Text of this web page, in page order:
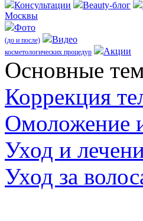
Консультации
Beauty-блог
Москвы
Фото
(до и после) Видео
косметологических процедур Акции
Оcновные
Коррекция
Омоложение
Уход и
Уход за